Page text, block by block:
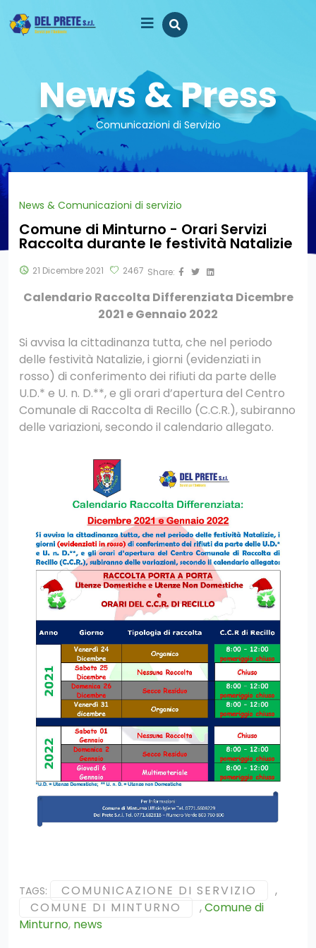
News & Press
Comunicazioni di Servizio
?>
News & Comunicazioni di servizio
Comune di Minturno - Orari Servizi
Raccolta durante le festività Natalizie
21 Dicembre 2021 2467 Share:
Calendario Raccolta Differenziata Dicembre
2021 e Gennaio 2022
Si avvisa la cittadinanza tutta, che nel periodo
delle festività Natalizie, i giorni (evidenziati in
rosso) di conferimento dei rifiuti da parte delle
U.D.* e U. n. D.**, e gli orari d’apertura del Centro
Comunale di Raccolta di Recillo (C.C.R.), subiranno
delle variazioni, secondo il calendario allegato.
TAGS: COMUNICAZIONE DI SERVIZIO
,
COMUNE DI MINTURNO
,Comune di
Minturno, news